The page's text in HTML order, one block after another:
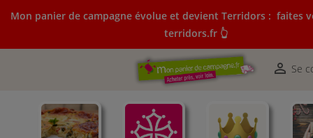
Mon panier de campagne évolue et devient Terridors : faites
terridors.fr 👆
 Se
Mon panier de campagne évolue et devient Terridors:
courses sur terridors.fr 👆